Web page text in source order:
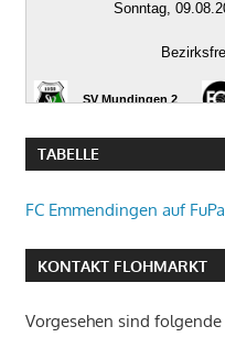
TABELLE
FC Emmendingen auf FuPa
KONTAKT FLOHMARKT
Vorgesehen sind folgende